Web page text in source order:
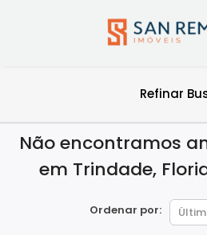
Refinar
Não encontramos
em Trindade,
Ordenar por: